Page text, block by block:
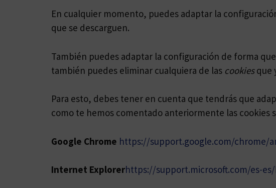
En cualquier momento, puedes adaptar la
que se descarguen.
También puedes adaptar la configuración de forma
también puedes eliminar cualquiera de las cookiesque
Para esto, debes tener en cuenta que tendrás que
como te hemos comentado anteriormente las cookies
Google Chrome https://support.google.com/chrome/
Internet Explorerhttps://support.microsoft.com/es-